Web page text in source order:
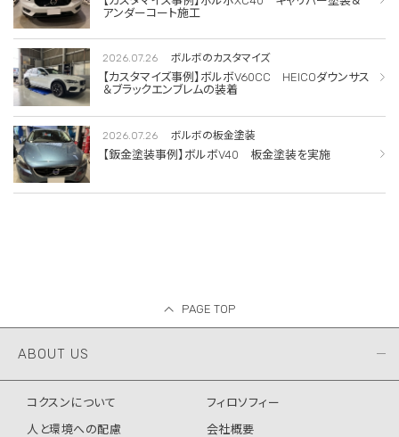
アンダーコート施工
2026.07.26 ボルボのカスタマイズ
【カスタマイズ事例】ボルボV60CC HEICOダウンサス
＆ブラックエンブレムの装着
2026.07.26 ボルボの板金塗装
【鈑金塗装事例】ボルボV40 板金塗装を実施
PAGE TOP
ABOUT US
コクスンについて
フィロソフィー
人と環境への配慮
会社概要